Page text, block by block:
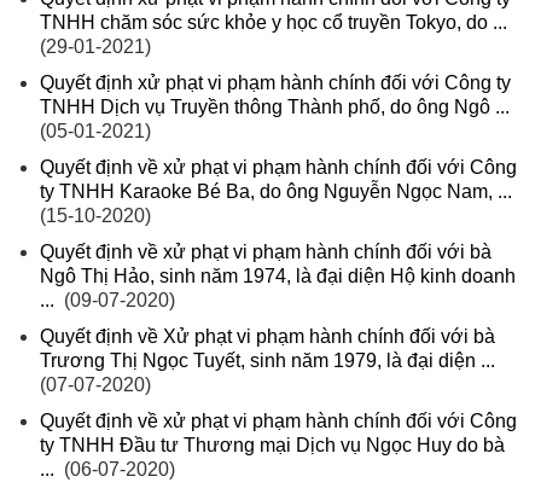
TNHH chăm sóc sức khỏe y học cổ truyền Tokyo, do ...
(29-01-2021)
Quyết định xử phạt vi phạm hành chính đối với Công ty
TNHH Dịch vụ Truyền thông Thành phố, do ông Ngô ...
(05-01-2021)
Quyết định về xử phạt vi phạm hành chính đối với Công
ty TNHH Karaoke Bé Ba, do ông Nguyễn Ngọc Nam, ...
(15-10-2020)
Quyết định về xử phạt vi phạm hành chính đối với bà
Ngô Thị Hảo, sinh năm 1974, là đại diện Hộ kinh doanh
... (09-07-2020)
Quyết định về Xử phạt vi phạm hành chính đối với bà
Trương Thị Ngọc Tuyết, sinh năm 1979, là đại diện ...
(07-07-2020)
Quyết định về xử phạt vi phạm hành chính đối với Công
ty TNHH Đầu tư Thương mại Dịch vụ Ngọc Huy do bà
... (06-07-2020)